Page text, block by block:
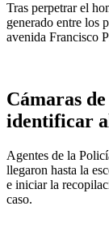
Tras perpetrar el
generado entre los
avenida Francisco
Cámaras
identificar
Agentes de la
llegaron hasta la
e iniciar la
caso.